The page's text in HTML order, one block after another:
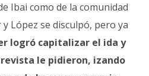
Ibai como de la comunidad
López se disculpó, pero ya
logró capitalizar el ida y
le pidieron, izando